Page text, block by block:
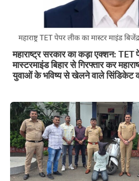
महाराष्ट्र सरकार का कड़ा एक्शन: TET
मास्टरमाइंड बिहार से गिरफ्तार कर
युवाओं के भविष्य से खेलने वाले सिंडिकेट